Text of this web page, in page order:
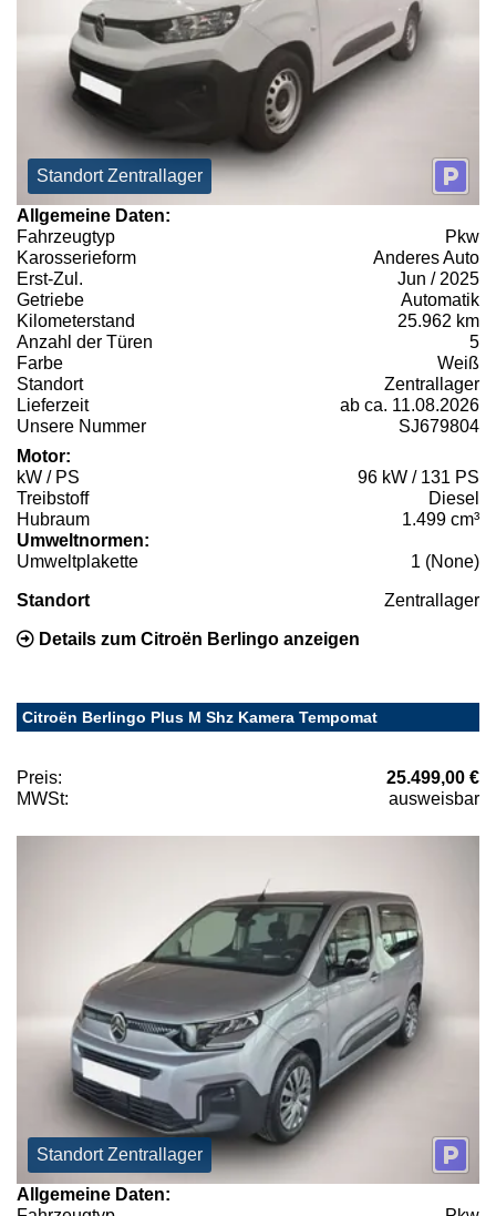
Standort Zentrallager
Allgemeine Daten:
Fahrzeugtyp
Pkw
Karosserieform
Anderes Auto
Erst-Zul.
Jun / 2025
Getriebe
Automatik
Kilometerstand
25.962 km
Anzahl der Türen
5
Farbe
Weiß
Standort
Zentrallager
Lieferzeit
ab ca. 11.08.2026
Unsere Nummer
SJ679804
Motor:
kW / PS
96 kW / 131 PS
Treibstoff
Diesel
Hubraum
1.499 cm³
Umweltnormen:
Umweltplakette
1 (None)
Standort Zentrallager
Details zum Citroën Berlingo anzeigen
Citroën Berlingo Plus M Shz Kamera Tempomat
Preis:
25.499,00 €
MWSt:
ausweisbar
Standort Zentrallager
Allgemeine Daten: